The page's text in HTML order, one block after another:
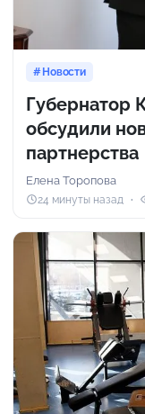
Новости
Губернатор
обсудили
партнерства
Елена Торопова
24 минуты назад